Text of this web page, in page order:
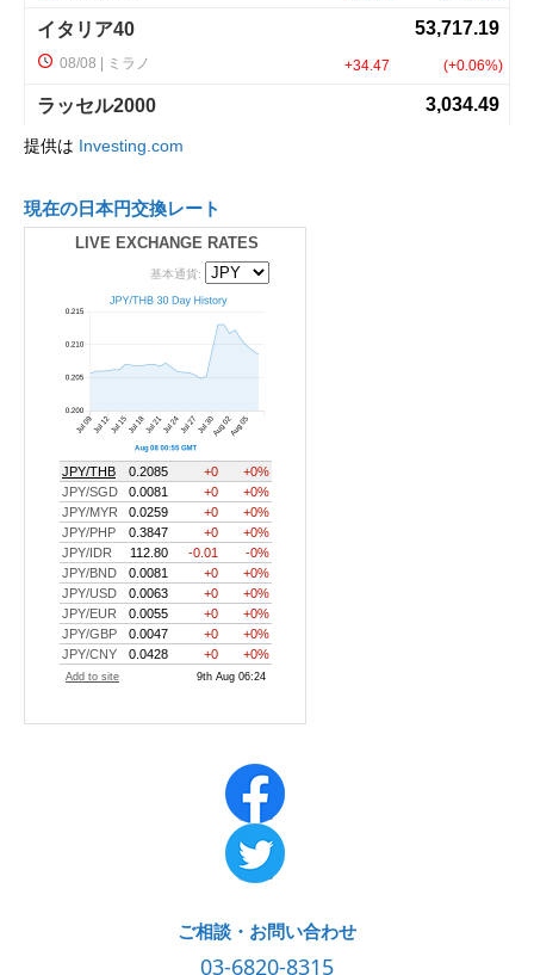
提供は Investing.com
現在の日本円交換レート
LIVE EXCHANGE RATES
ご相談・お問い合わせ
03-6820-8315